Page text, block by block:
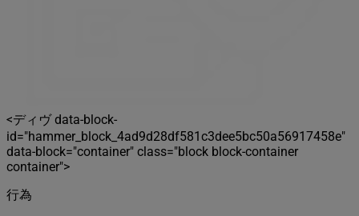
<ディヴ data-block-
id="hammer_block_4ad9d28df581c3dee5bc50a56917458e"
data-block="container" class="block block-container
container">
行為